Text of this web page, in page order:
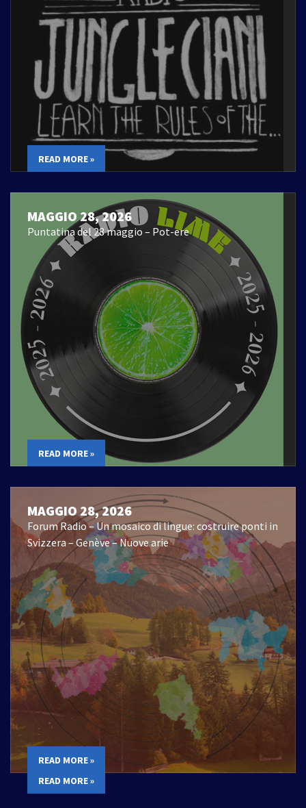
READ MORE »
MAGGIO 28, 2026
Puntatina del 28 maggio – Pot-ere
READ MORE »
MAGGIO 28, 2026
Forum Radio – Un mosaico di lingue: costruire ponti in
Svizzera – Genève – Nuove arie
READ MORE »
READ MORE »